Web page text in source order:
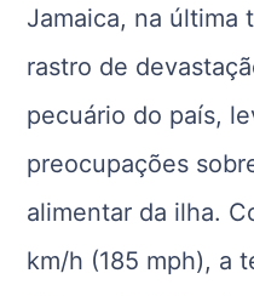
Jamaica, na última
rastro de
pecuário do país,
preocupações
alimentar da ilha.
km/h (185 mph), a